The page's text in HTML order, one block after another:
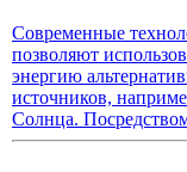
Современные
позволяют
энергию
источников,
Солнца.